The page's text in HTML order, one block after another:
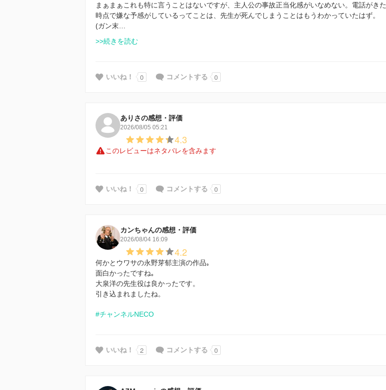
まぁまぁこれも特に言うことはないですが、主人公の事故正当化感がいなめない。電話がきた
時点で嫌な予感がしているってことは、先生が死んでしまうことはもうわかっていたはず。
(ガン末…
>>続きを読む
いいね！ 0 コメントする 0
ありさの感想・評価
2026/08/05 05:21
4.3
このレビューはネタバレを含みます
いいね！ 0 コメントする 0
カンちゃんの感想・評価
2026/08/04 16:09
4.2
何かとウワサの永野芽郁主演の作品｡
面白かったですね｡
大泉洋の先生役は良かったです。
引き込まれましたね。
#チャンネルNECO
いいね！ 2 コメントする 0